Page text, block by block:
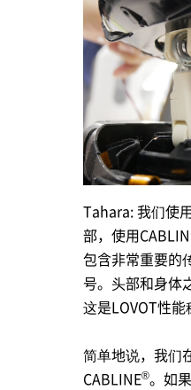
Tahara: 我们使
部，使用
包含非常重要的
号。头部和身体
这是LOVOT性能
简单地说，我们
CABLINE®。如